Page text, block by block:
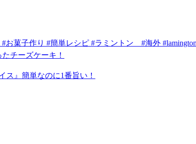
菓子作り #簡単レシピ #ラミントン #海外
チーズケーキ！
ス』簡単なのに1番旨い！